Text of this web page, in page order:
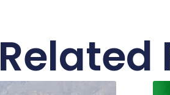
Related